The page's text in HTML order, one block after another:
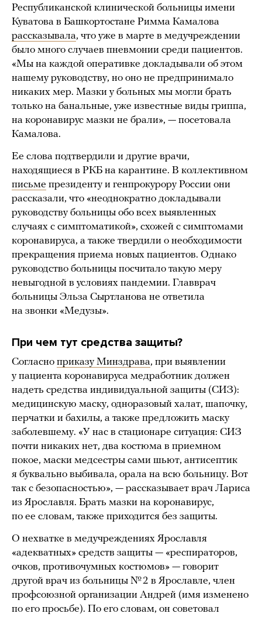
Республиканской клинической больницы имени
Куватова в Башкортостане Римма Камалова
рассказывала, что уже в марте в медучреждении
было много случаев пневмонии среди пациентов.
«Мы на каждой оперативке докладывали об этом
нашему руководству, но оно не предпринимало
никаких мер. Мазки у больных мы могли брать
только на банальные, уже известные виды гриппа,
на коронавирус мазки не брали», — посетовала
Камалова.
Ее слова подтвердили и другие врачи,
находящиеся в РКБ на карантине. В коллективном
письме президенту и генпрокурору России они
рассказали, что «неоднократно докладывали
руководству больницы обо всех выявленных
случаях с симптоматикой», схожей с симптомами
коронавируса, а также твердили о необходимости
прекращения приема новых пациентов. Однако
руководство больницы посчитало такую меру
невыгодной в условиях пандемии. Главврач
больницы Эльза Сыртланова не ответила
на звонки «Медузы».
При чем тут средства защиты?
Согласно приказу Минздрава, при выявлении
у пациента коронавируса медработник должен
надеть средства индивидуальной защиты (СИЗ):
медицинскую маску, одноразовый халат, шапочку,
перчатки и бахилы, а также предложить маску
заболевшему. «У нас в стационаре ситуация: СИЗ
почти никаких нет, два костюма в приемном
покое, маски медсестры сами шьют, антисептик
я буквально выбивала, орала на всю больницу. Вот
так с безопасностью», — рассказывает врач Лариса
из Ярославля. Брать мазки на коронавирус,
по ее словам, также приходится без защиты.
О нехватке в медучреждениях Ярославля
«адекватных» средств защиты — «респираторов,
очков, противочумных костюмов» — говорит
другой врач из больницы № 2 в Ярославле, член
профсоюзной организации Андрей (имя изменено
по его просьбе). По его словам, он советовал